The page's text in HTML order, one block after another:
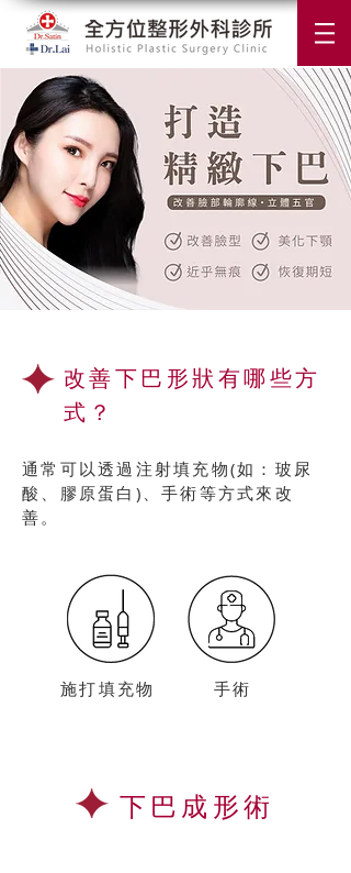
改善下巴形狀有哪些方
式？
通常可以透過注射填充物(如：玻尿
酸、膠原蛋白)、手術等方式來改
善。
施打填充物 手術
下巴成形術